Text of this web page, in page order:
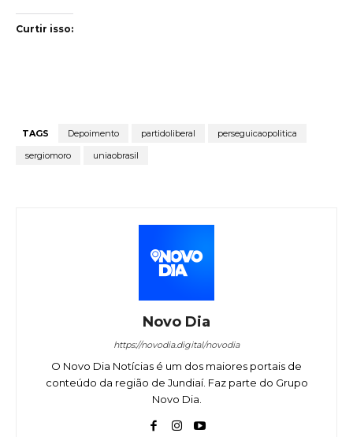
Curtir isso:
TAGS Depoimento partidoliberal
perseguicaopolitica
sergiomoro
uniaobrasil
Novo Dia
https://novodia.digital/novodia
O Novo Dia Notícias é um dos maiores portais de
conteúdo da região de Jundiaí. Faz parte do Grupo
Novo Dia.